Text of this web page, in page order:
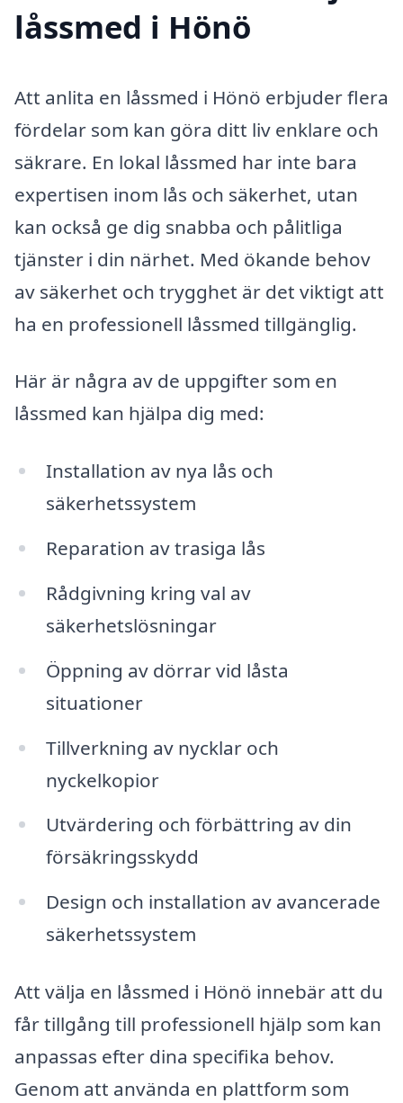
låssmed i Hönö
Att anlita en låssmed i Hönö erbjuder flera
fördelar som kan göra ditt liv enklare och
säkrare. En lokal låssmed har inte bara
expertisen inom lås och säkerhet, utan
kan också ge dig snabba och pålitliga
tjänster i din närhet. Med ökande behov
av säkerhet och trygghet är det viktigt att
ha en professionell låssmed tillgänglig.
Här är några av de uppgifter som en
låssmed kan hjälpa dig med:
Installation av nya lås och
säkerhetssystem
Reparation av trasiga lås
Rådgivning kring val av
säkerhetslösningar
Öppning av dörrar vid låsta
situationer
Tillverkning av nycklar och
nyckelkopior
Utvärdering och förbättring av din
försäkringsskydd
Design och installation av avancerade
säkerhetssystem
Att välja en låssmed i Hönö innebär att du
får tillgång till professionell hjälp som kan
anpassas efter dina specifika behov.
Genom att använda en plattform som